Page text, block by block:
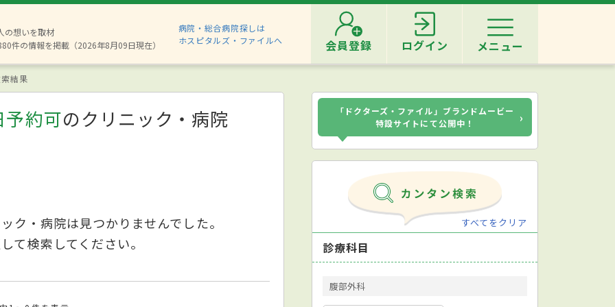
の想いを取材
件の情報を掲載（2026年8月09日現在）
病院・総合病院探しは
ホスピタルズ・ファイルへ
会員登録 ログイン メニュー
結果
約可のクリニック・病院
ク・病院は見つかりませんでした。
て検索してください。
「ドクターズ・ファイル」ブランドムービー
特設サイトにて公開中！
›
すべてをクリア
診療科目
腹部外科